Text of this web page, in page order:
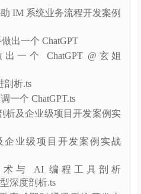
与对比分析&CodegeeX2 代
IM 系统业务流程开发案例
出一个 ChatGPT
一个 ChatGPT @玄姐
剖析.ts
一个 ChatGPT.ts
析及企业级项目开发案例实
企业级项目开发案例实战